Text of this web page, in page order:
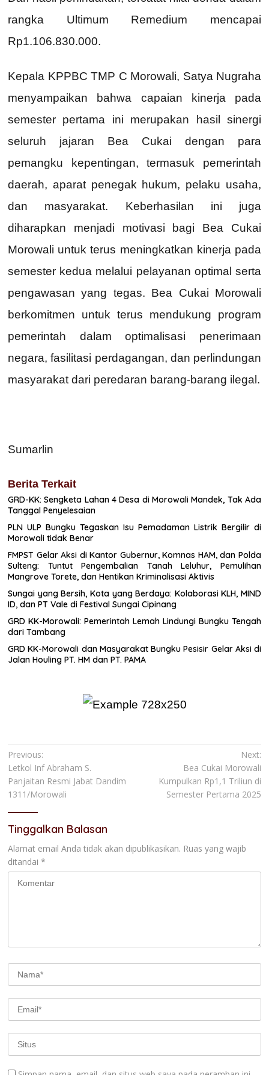
rangka Ultimum Remedium mencapai
Rp1.106.830.000.
Kepala KPPBC TMP C Morowali, Satya Nugraha
menyampaikan bahwa capaian kinerja pada
semester pertama ini merupakan hasil sinergi
seluruh jajaran Bea Cukai dengan para
pemangku kepentingan, termasuk pemerintah
daerah, aparat penegak hukum, pelaku usaha,
dan masyarakat. Keberhasilan ini juga
diharapkan menjadi motivasi bagi Bea Cukai
Morowali untuk terus meningkatkan kinerja pada
semester kedua melalui pelayanan optimal serta
pengawasan yang tegas. Bea Cukai Morowali
berkomitmen untuk terus mendukung program
pemerintah dalam optimalisasi penerimaan
negara, fasilitasi perdagangan, dan perlindungan
masyarakat dari peredaran barang-barang ilegal.
Sumarlin
Berita Terkait
GRD-KK: Sengketa Lahan 4 Desa di Morowali Mandek, Tak Ada
Tanggal Penyelesaian
PLN ULP Bungku Tegaskan Isu Pemadaman Listrik Bergilir di
Morowali tidak Benar
FMPST Gelar Aksi di Kantor Gubernur, Komnas HAM, dan Polda
Sulteng: Tuntut Pengembalian Tanah Leluhur, Pemulihan
Mangrove Torete, dan Hentikan Kriminalisasi Aktivis
Sungai yang Bersih, Kota yang Berdaya: Kolaborasi KLH, MIND
ID, dan PT Vale di Festival Sungai Cipinang
GRD KK-Morowali: Pemerintah Lemah Lindungi Bungku Tengah
dari Tambang
GRD KK-Morowali dan Masyarakat Bungku Pesisir Gelar Aksi di
Jalan Houling PT. HM dan PT. PAMA
Navigasi
pos
Previous:
Letkol Inf Abraham S.
Panjaitan Resmi Jabat Dandim
1311/Morowali
Next:
Bea Cukai Morowali
Kumpulkan Rp1,1 Triliun di
Semester Pertama 2025
Tinggalkan Balasan
Alamat email Anda tidak akan dipublikasikan. Ruas yang wajib
ditandai *